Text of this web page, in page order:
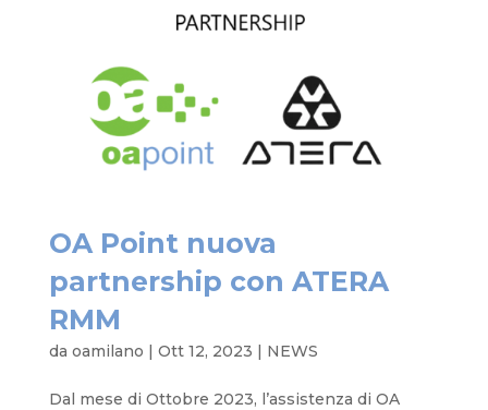
OA Point nuova
partnership con ATERA
RMM
da oamilano | Ott 12, 2023 | NEWS
Dal mese di Ottobre 2023, l’assistenza di OA